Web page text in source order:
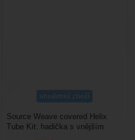
ultralehké zboží
Source Weave covered Helix
Tube Kit: hadička s vnějším